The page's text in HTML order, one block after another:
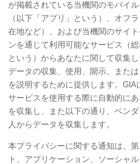
が掲載されている当機関のモバイ
（以下「アプリ」という）、オフ
在地など）、および当機関のサイ
ンを通じて利用可能なサービス（総
という）からあなたに関して収集
データの収集、使用、開示、また
を説明するために提供します。
サービスを使用する際に自動的に
を収集し、また以下の通り、ベン
人からデータを収集します。
本プライバシーに関する通知は、
ト、アプリケーション、ソーシャ